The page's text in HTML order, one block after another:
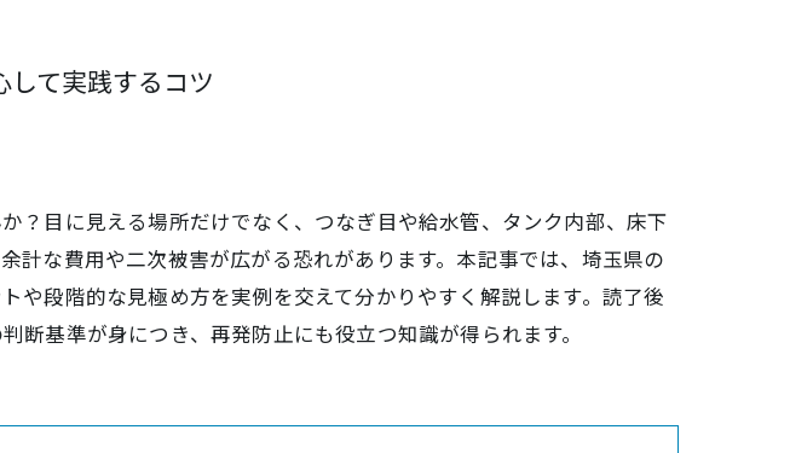
して実践するコツ
？目に見える場所だけでなく、つなぎ目や給水管、タンク内部、床下
計な費用や二次被害が広がる恐れがあります。本記事では、埼玉県の
や段階的な見極め方を実例を交えて分かりやすく解説します。読了後
基準が身につき、再発防止にも役立つ知識が得られます。